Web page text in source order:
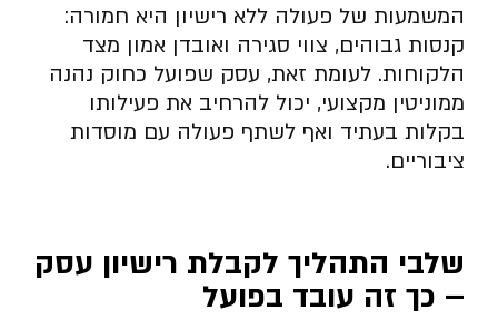
המשמעות של פעולה ללא רישיון היא חמורה:
קנסות גבוהים, צווי סגירה ואובדן אמון מצד
הלקוחות. לעומת זאת, עסק שפועל כחוק נהנה
ממוניטין מקצועי, יכול להרחיב את פעילותו
בקלות בעתיד ואף לשתף פעולה עם מוסדות
ציבוריים.
שלבי התהליך לקבלת רישיון עסק
– כך זה עובד בפועל